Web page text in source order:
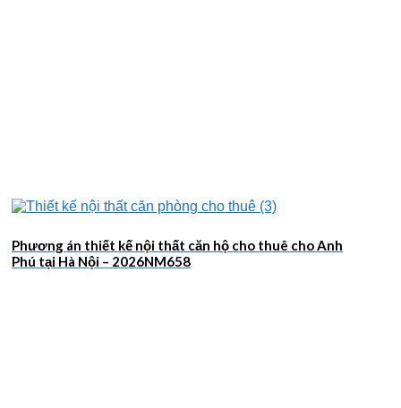
Phương án thiết kế nội thất căn hộ cho thuê cho Anh
Phú tại Hà Nội – 2026NM658